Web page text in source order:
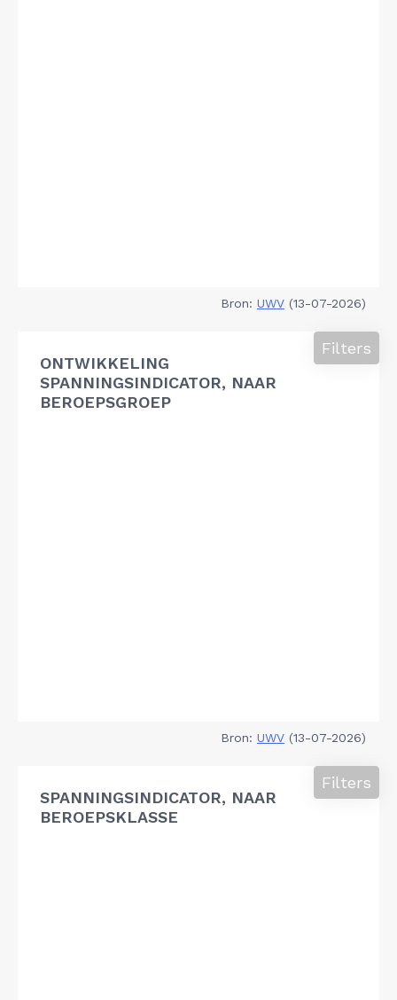
Bron: UWV (13-07-2026)
ONTWIKKELING
SPANNINGSINDICATOR, NAAR
BEROEPSGROEP
Filters
Bron: UWV (13-07-2026)
SPANNINGSINDICATOR, NAAR
BEROEPSKLASSE
Filters